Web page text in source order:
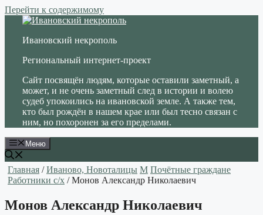
Перейти к содержимому
Ивановский некрополь
Региональный интернет-проект
Сайт посвящён людям, которые оставили заметный, а
может, и не очень заметный след в истории и волею
судеб упокоились на ивановской земле. А также тем,
кто был рождён в нашем крае или был тесно связан с
ним, но похоронен за его пределами.
Меню
Главная /Иваново, Новоталицы М Почётные граждане
Работники с/х / Монов Александр Николаевич
Монов Александр Николаевич